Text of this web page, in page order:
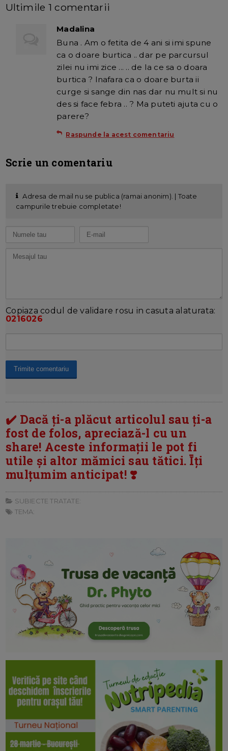
Ultimile 1 comentarii
Madalina
Buna . Am o fetita de 4 ani si imi spune
ca o doare burtica .. dar pe parcursul
zilei nu imi zice ... .. de la ce sa o doara
burtica ? Inafara ca o doare burta ii
curge si sange din nas dar nu mult si nu
des si face febra .. ? Ma puteti ajuta cu o
parere?
Raspunde la acest comentariu
Scrie un comentariu
Adresa de mail nu se publica (ramai anonim). | Toate
campurile trebuie completate!
Copiaza codul de validare rosu in casuta alaturata:
0216026
✔️ Dacă ți-a plăcut articolul sau ți-a
fost de folos, apreciază-l cu un
share! Aceste informații le pot fi
utile și altor mămici sau tătici. Īți
mulțumim anticipat! ❣️
SUBIECTE TRATATE:
TEMA: